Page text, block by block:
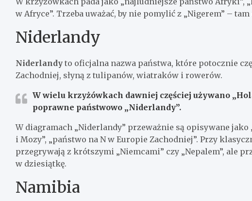
w Afryce”. Trzeba uważać, by nie pomylić z „Nigerem” –
Niderlandy
Niderlandy to oficjalna nazwa państwa, które potocznie
Zachodniej, słyną z tulipanów, wiatraków i rowerów.
W wielu krzyżówkach dawniej częściej używano
poprawne państwowo „Niderlandy”.
W diagramach „Niderlandy” przeważnie są opisywane jako
i Mozy”, „państwo na N w Europie Zachodniej”. Przy
przegrywają z krótszymi „Niemcami” czy „Nepalem”, ale
w dziesiątkę.
Namibia